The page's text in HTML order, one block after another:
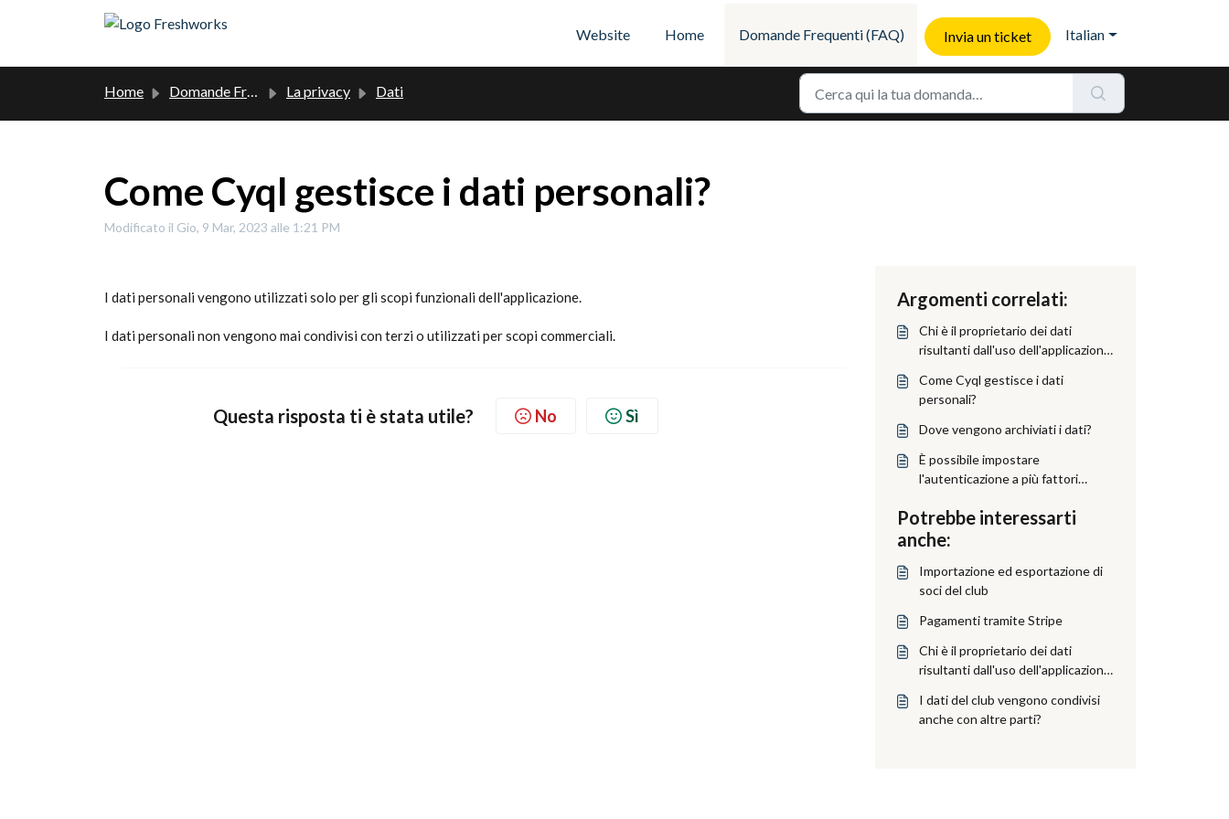
Website
Home Domande Frequenti (FAQ) Invia un ticket Italian
Home Domande Frequenti (FAQ) La privacy Dati
Come Cyql gestisce i dati personali?
Modificato il Gio, 9 Mar, 2023 alle 1:21 PM
I dati personali vengono utilizzati solo per gli scopi funzionali dell'applicazione.
I dati personali non vengono mai condivisi con terzi o utilizzati per scopi commerciali.
Questa risposta ti è stata utile? No Sì
Argomenti correlati:
Chi è il proprietario dei dati
risultanti dall'uso dell'applicazione
Come Cyql gestisce i dati
personali?
Dove vengono archiviati i dati?
È possibile impostare
l'autenticazione a più fattori
amministratore?
Potrebbe interessarti
anche:
Importazione ed esportazione di
soci del club
Pagamenti tramite Stripe
Chi è il proprietario dei dati
risultanti dall'uso dell'applicazione
I dati del club vengono condivisi
anche con altre parti?